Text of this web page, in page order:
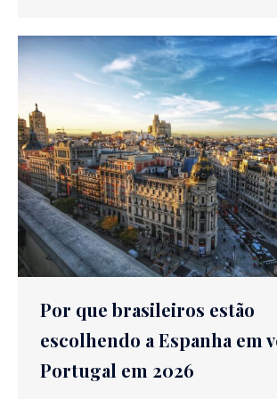
Por que brasileiros estão
escolhendo a Espanha em
Portugal em 2026